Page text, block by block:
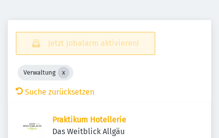
Jetzt Jobalarm aktivieren!
Verwaltung
Suche zurücksetzen
Praktikum Hotellerie
Das Weitblick Allgäu